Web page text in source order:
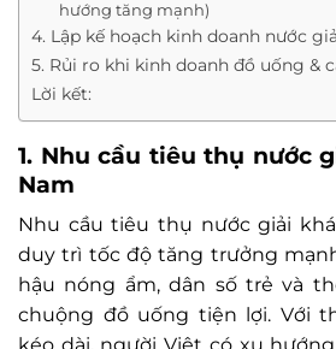
hướng tăng mạnh)
4. Lập kế hoạch kinh doanh nước
5. Rủi ro khi kinh doanh đồ uống &
Lời kết:
1. Nhu cầu tiêu thụ nước
Nam
Nhu cầu tiêu thụ nước giải
duy trì tốc độ tăng trưởng
hậu nóng ẩm, dân số trẻ và
chuộng đồ uống tiện lợi. Với